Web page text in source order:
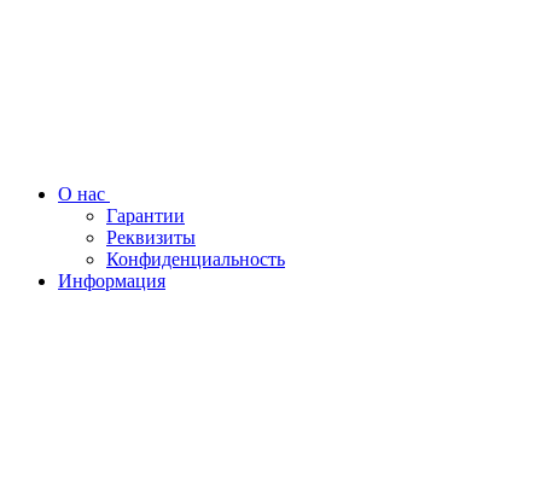
О нас
Гарантии
Реквизиты
Конфиденциальность
Информация